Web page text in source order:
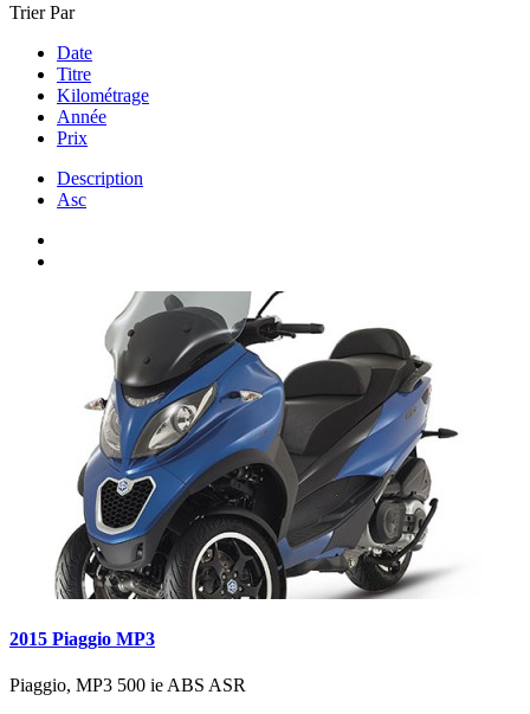
Trier Par
Date
Titre
Kilométrage
Année
Prix
Description
Asc
2015 Piaggio MP3
Piaggio, MP3 500 ie ABS ASR